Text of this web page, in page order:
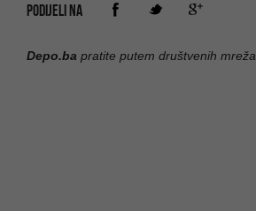
PODIJELI NA
Depo.ba pratite putem društvenih mreža